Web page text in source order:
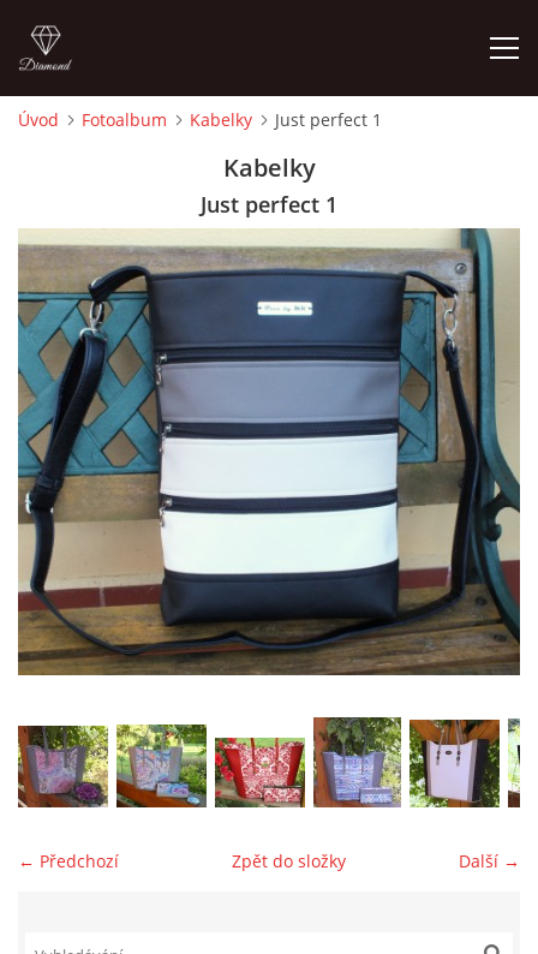
CEDULKY
MOJE POSLEDNÍ PRÁCE
jk-laguna@seznam.cz
© 2025 eStránky.cz
Úvod Fotoalbum Kabelky Just perfect 1
Kabelky
Just perfect 1
← Předchozí Další →
Zpět do složky